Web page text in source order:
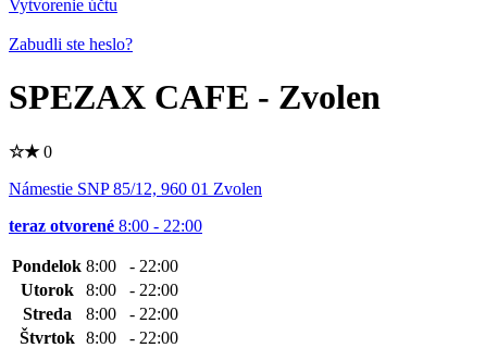
Vytvorenie účtu
Zabudli ste heslo?
SPEZAX CAFE - Zvolen
☆★0
Námestie SNP 85/12, 960 01 Zvolen
teraz otvorené 8:00 - 22:00
Pondelok 8:00 - 22:00
Utorok
8:00 - 22:00
Streda
8:00 - 22:00
Štvrtok
8:00 - 22:00